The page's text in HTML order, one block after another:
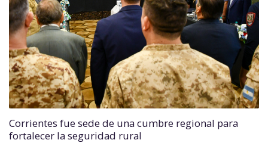
Corrientes fue sede de una cumbre regional para
fortalecer la seguridad rural